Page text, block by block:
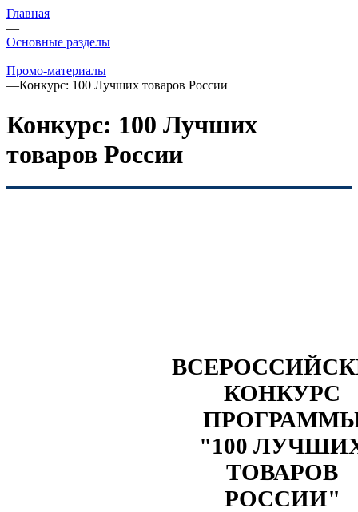
Главная
—
Основные разделы
—
Промо-материалы
—Конкурс: 100 Лучших товаров России
Конкурс: 100 Лучших
товаров России
КОНКУРС
"100
ТОВАРОВ
РОССИИ"